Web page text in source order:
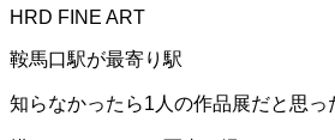
HRD FINE ART
鞍馬口駅が最寄り駅
知らなかったら1人の作品展だと思っ